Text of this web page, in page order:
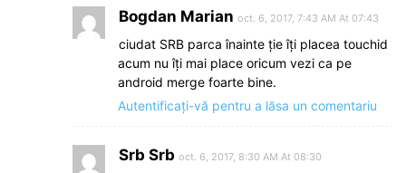
Bogdan Marian oct. 6, 2017, 7:43 AM At 07:43
ciudat SRB parca înainte ție îți placea touchid
acum nu îți mai place oricum vezi ca pe
android merge foarte bine.
Autentificați-vă pentru a lăsa un comentariu
Srb Srb oct. 6, 2017, 8:30 AM At 08:30